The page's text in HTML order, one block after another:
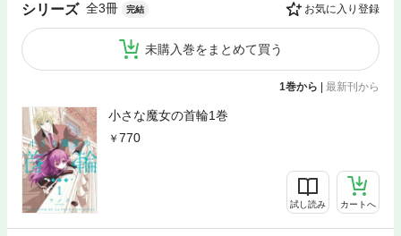
シリーズ 全3冊 完結 お気に入り登録
未購入巻をまとめて買う
1巻から | 最新刊から
小さな魔女の首輪1巻
770
試し読み カートへ